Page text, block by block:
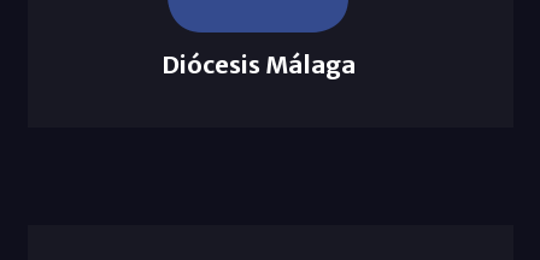
Diócesis Málaga